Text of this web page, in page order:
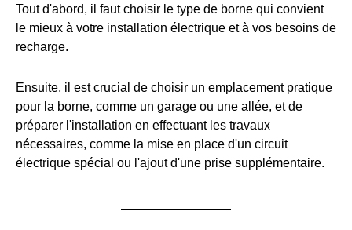
Tout d'abord, il faut choisir le type de borne qui convient
le mieux à votre installation électrique et à vos besoins de
recharge.
Ensuite, il est crucial de choisir un emplacement pratique
pour la borne, comme un garage ou une allée, et de
préparer l'installation en effectuant les travaux
nécessaires, comme la mise en place d'un circuit
électrique spécial ou l'ajout d'une prise supplémentaire.